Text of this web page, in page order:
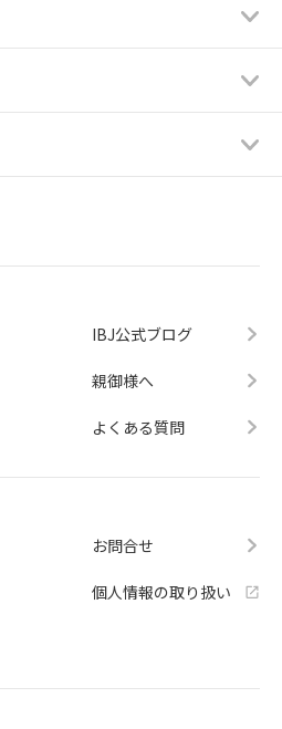
IBJ公式ブログ
親御様へ
よくある質問
お問合せ
個人情報の取り扱い